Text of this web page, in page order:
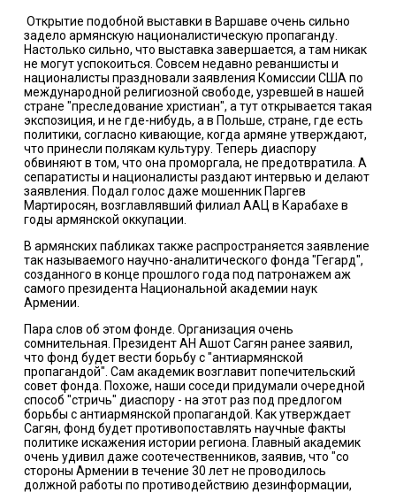
Открытие подобной выставки в Варшаве очень сильно
задело армянскую националистическую пропаганду.
Настолько сильно, что выставка завершается, а там никак
не могут успокоиться. Совсем недавно реваншисты и
националисты праздновали заявления Комиссии США по
международной религиозной свободе, узревшей в нашей
стране "преследование христиан", а тут открывается такая
экспозиция, и не где-нибудь, а в Польше, стране, где есть
политики, согласно кивающие, когда армяне утверждают,
что принесли полякам культуру. Теперь диаспору
обвиняют в том, что она проморгала, не предотвратила. А
сепаратисты и националисты раздают интервью и делают
заявления. Подал голос даже мошенник Паргев
Мартиросян, возглавлявший филиал ААЦ в Карабахе в
годы армянской оккупации.
В армянских пабликах также распространяется заявление
так называемого научно-аналитического фонда "Гегард",
созданного в конце прошлого года под патронажем аж
самого президента Национальной академии наук
Армении.
Пара слов об этом фонде. Организация очень
сомнительная. Президент АН Ашот Сагян ранее заявил,
что фонд будет вести борьбу с "антиармянской
пропагандой". Сам академик возглавит попечительский
совет фонда. Похоже, наши соседи придумали очередной
способ "стричь" диаспору - на этот раз под предлогом
борьбы с антиармянской пропагандой. Как утверждает
Сагян, фонд будет противопоставлять научные факты
политике искажения истории региона. Главный академик
очень удивил даже соотечественников, заявив, что "со
стороны Армении в течение 30 лет не проводилось
должной работы по противодействию дезинформации,